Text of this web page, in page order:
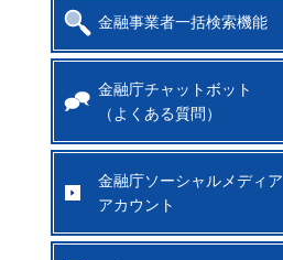
金融事業者一括検索機能
金融庁チャットボット
（よくある質問）
金融庁ソーシャルメディア
アカウント